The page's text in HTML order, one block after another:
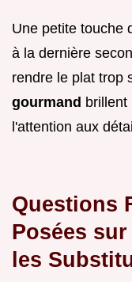
Une petite touche
à la dernière
rendre le plat trop
gourmand brillent
l'attention aux
Questions
Posées
les